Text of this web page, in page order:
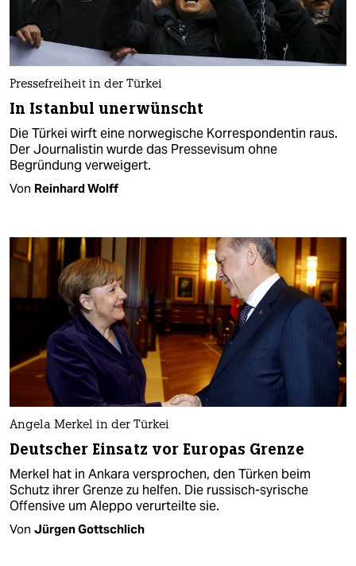
Pressefreiheit in der Türkei
In Istanbul unerwünscht
Die Türkei wirft eine norwegische Korrespondentin raus.
Der Journalistin wurde das Pressevisum ohne
Begründung verweigert.
Von Reinhard Wolff
Angela Merkel in der Türkei
Deutscher Einsatz vor Europas Grenze
Merkel hat in Ankara versprochen, den Türken beim
Schutz ihrer Grenze zu helfen. Die russisch-syrische
Offensive um Aleppo verurteilte sie.
Von Jürgen Gottschlich